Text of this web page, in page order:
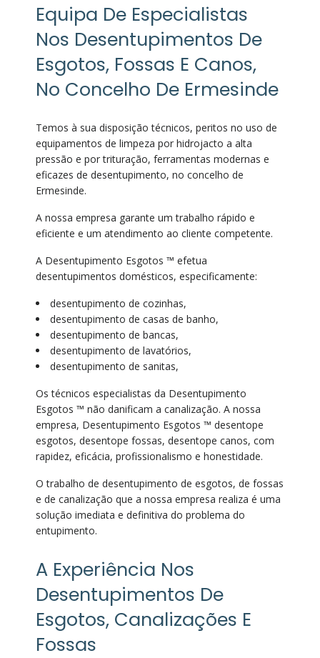
Equipa De Especialistas
Nos Desentupimentos De
Esgotos, Fossas E Canos,
No Concelho De Ermesinde
Temos à sua disposição técnicos, peritos no uso de
equipamentos de limpeza por hidrojacto a alta
pressão e por trituração, ferramentas modernas e
eficazes de desentupimento, no concelho de
Ermesinde.
A nossa empresa garante um trabalho rápido e
eficiente e um atendimento ao cliente competente.
A Desentupimento Esgotos ™ efetua
desentupimentos domésticos, especificamente:
desentupimento de cozinhas,
desentupimento de casas de banho,
desentupimento de bancas,
desentupimento de lavatórios,
desentupimento de sanitas,
Os técnicos especialistas da Desentupimento
Esgotos ™ não danificam a canalização. A nossa
empresa, Desentupimento Esgotos ™ desentope
esgotos, desentope fossas, desentope canos, com
rapidez, eficácia, profissionalismo e honestidade.
O trabalho de desentupimento de esgotos, de fossas
e de canalização que a nossa empresa realiza é uma
solução imediata e definitiva do problema do
entupimento.
A Experiência Nos
Desentupimentos De
Esgotos, Canalizações E
Fossas